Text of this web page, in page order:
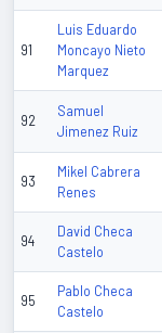
91
Luis Eduardo
Moncayo Nieto
Marquez
92
Samuel
Jimenez Ruiz
93
Mikel Cabrera
Renes
94
David Checa
Castelo
95
Pablo Checa
Castelo